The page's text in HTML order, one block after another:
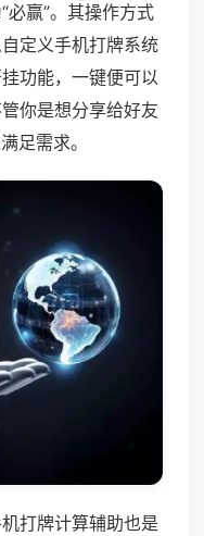
必赢”。其操作方式
定义手机打牌系统
功能，一键便可以
你是想分享给好友
足需求。
打牌计算辅助也是